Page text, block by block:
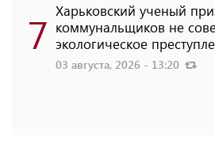
7 Харьковский ученый
коммунальщиков не
экологическое
03 августа, 2026 - 13:20